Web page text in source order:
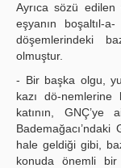
Ayrıca sözü edilen
eşyanın boşaltıl-
döşemlerindeki
olmuştur.
- Bir başka olgu,
kazı dö-
katının,
hale geldiği gibi,
konuda önemli